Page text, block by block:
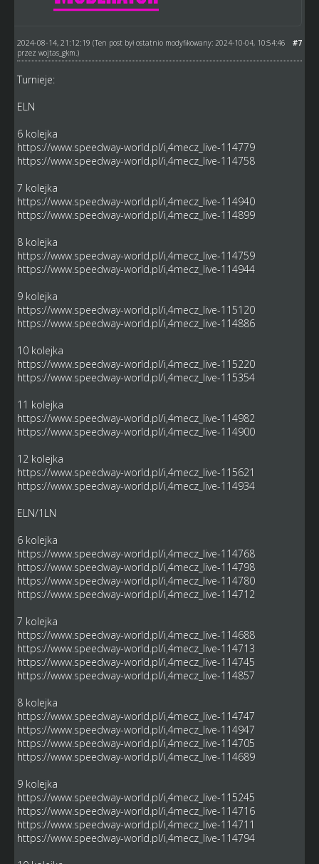
#7
2024-08-14, 21:12:19 (Ten post był ostatnio modyfikowany: 2024-10-04, 10:54:46
przez wojtas_gkm.)
Turnieje:
ELN
6 kolejka
https://www.speedway-world.pl/i,4mecz_live-114779
https://www.speedway-world.pl/i,4mecz_live-114758
7 kolejka
https://www.speedway-world.pl/i,4mecz_live-114940
https://www.speedway-world.pl/i,4mecz_live-114899
8 kolejka
https://www.speedway-world.pl/i,4mecz_live-114759
https://www.speedway-world.pl/i,4mecz_live-114944
9 kolejka
https://www.speedway-world.pl/i,4mecz_live-115120
https://www.speedway-world.pl/i,4mecz_live-114886
10 kolejka
https://www.speedway-world.pl/i,4mecz_live-115220
https://www.speedway-world.pl/i,4mecz_live-115354
11 kolejka
https://www.speedway-world.pl/i,4mecz_live-114982
https://www.speedway-world.pl/i,4mecz_live-114900
12 kolejka
https://www.speedway-world.pl/i,4mecz_live-115621
https://www.speedway-world.pl/i,4mecz_live-114934
ELN/1LN
6 kolejka
https://www.speedway-world.pl/i,4mecz_live-114768
https://www.speedway-world.pl/i,4mecz_live-114798
https://www.speedway-world.pl/i,4mecz_live-114780
https://www.speedway-world.pl/i,4mecz_live-114712
7 kolejka
https://www.speedway-world.pl/i,4mecz_live-114688
https://www.speedway-world.pl/i,4mecz_live-114713
https://www.speedway-world.pl/i,4mecz_live-114745
https://www.speedway-world.pl/i,4mecz_live-114857
8 kolejka
https://www.speedway-world.pl/i,4mecz_live-114747
https://www.speedway-world.pl/i,4mecz_live-114947
https://www.speedway-world.pl/i,4mecz_live-114705
https://www.speedway-world.pl/i,4mecz_live-114689
9 kolejka
https://www.speedway-world.pl/i,4mecz_live-115245
https://www.speedway-world.pl/i,4mecz_live-114716
https://www.speedway-world.pl/i,4mecz_live-114711
https://www.speedway-world.pl/i,4mecz_live-114794